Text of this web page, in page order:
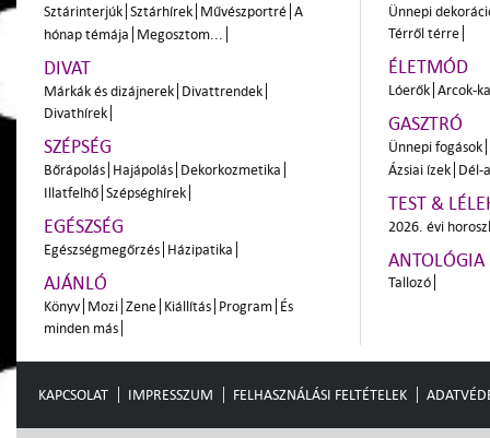
Sztárinterjúk Sztárhírek Művészportré A
hónap témája Megosztom...
DIVAT
Márkák és dizájnerek Divattrendek
Divathírek
SZÉPSÉG
Bőrápolás Hajápolás Dekorkozmetika
Illatfelhő Szépséghírek
EGÉSZSÉG
Egészségmegőrzés Házipatika
AJÁNLÓ
Könyv Mozi Zene Kiállítás Program És
minden más
Ünnepi
Térről térre
ÉLETMÓD
Lóerők Arcok-
GASZTRÓ
Ünnepi fogások
Ázsiai ízek Dél-
TEST &
2026. évi
ANTOLÓGIA
Tallozó
KAPCSOLAT IMPRESSZUM FELHASZNÁLÁSI FELTÉTELEK